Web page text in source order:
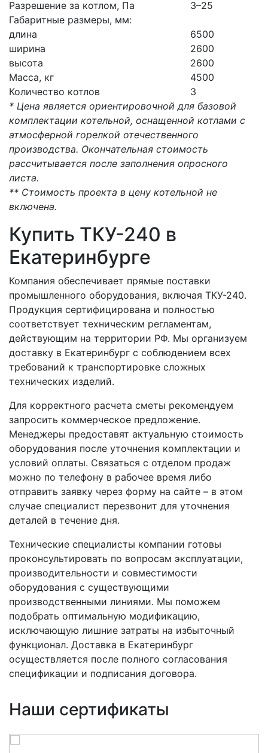
Разрешение за котлом, Па
3–25
Габаритные размеры, мм:
длина
6500
ширина
2600
высота
2600
Масса, кг
4500
Количество котлов
3
* Цена является ориентировочной для базовой
комплектации котельной, оснащенной котлами с
атмосферной горелкой отечественного
производства. Окончательная стоимость
рассчитывается после заполнения опросного
листа.
** Стоимость проекта в цену котельной не
включена.
Купить ТКУ-240 в
Екатеринбурге
Компания обеспечивает прямые поставки
промышленного оборудования, включая ТКУ-240.
Продукция сертифицирована и полностью
соответствует техническим регламентам,
действующим на территории РФ. Мы организуем
доставку в Екатеринбург с соблюдением всех
требований к транспортировке сложных
технических изделий.
Для корректного расчета сметы рекомендуем
запросить коммерческое предложение.
Менеджеры предоставят актуальную стоимость
оборудования после уточнения комплектации и
условий оплаты. Связаться с отделом продаж
можно по телефону в рабочее время либо
отправить заявку через форму на сайте – в этом
случае специалист перезвонит для уточнения
деталей в течение дня.
Технические специалисты компании готовы
проконсультировать по вопросам эксплуатации,
производительности и совместимости
оборудования с существующими
производственными линиями. Мы поможем
подобрать оптимальную модификацию,
исключающую лишние затраты на избыточный
функционал. Доставка в Екатеринбург
осуществляется после полного согласования
спецификации и подписания договора.
Наши сертификаты